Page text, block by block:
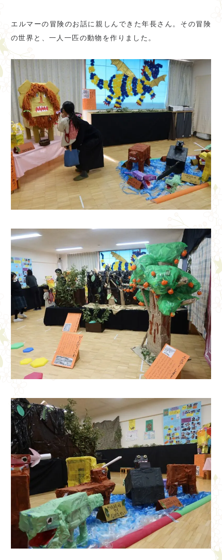
エルマーの冒険のお話に親しんできた年長さん。その冒険
の世界と、一人一匹の動物を作りました。